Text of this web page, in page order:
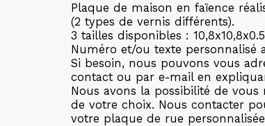
Plaque de maison en faïence
(2 types de vernis différents).
3 tailles disponibles :
Numéro et/ou texte personnalisé
Si besoin, nous pouvons vous
contact ou par e-mail en
Nous avons la possibilité de
de votre choix. Nous contacter
votre plaque de rue